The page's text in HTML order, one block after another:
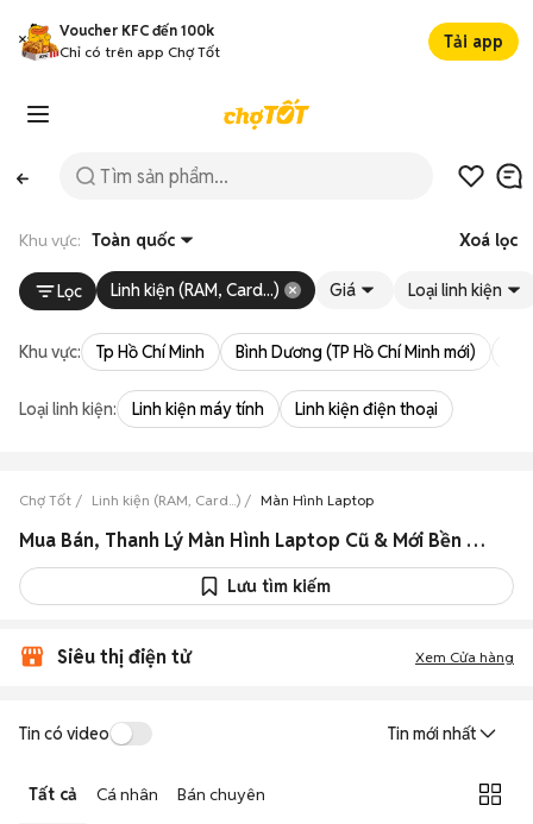
Voucher KFC đến 100k
Chỉ có trên app Chợ Tốt
Tải app
Khu vực: Toàn quốc Xoá lọc
Lọc Linh kiện (RAM, Card...) Giá Loại linh kiện
Khu vực: Tp Hồ Chí Minh Bình Dương (TP Hồ Chí Minh mới)
Loại linh kiện: Linh kiện máy tính Linh kiện điện thoại
Chợ Tốt Linh kiện (RAM, Card...) Màn Hình Laptop
Mua Bán, Thanh Lý Màn Hình Laptop Cũ & Mới Bền Đẹp Giá Rẻ
Lưu tìm kiếm
Siêu thị điện tử Xem Cửa hàng
Tin có video Tin mới nhất
Tất cả Cá nhân Bán chuyên